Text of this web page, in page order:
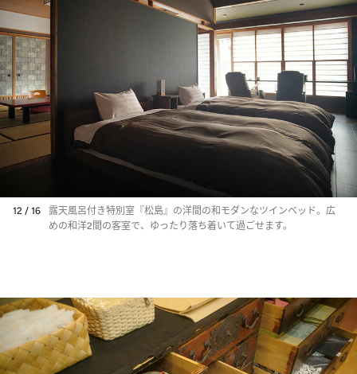
12 / 16
露天風呂付き特別室『松島』の洋間の和モダンなツインベッド。広
めの和洋2間の客室で、ゆったり落ち着いて過ごせます。